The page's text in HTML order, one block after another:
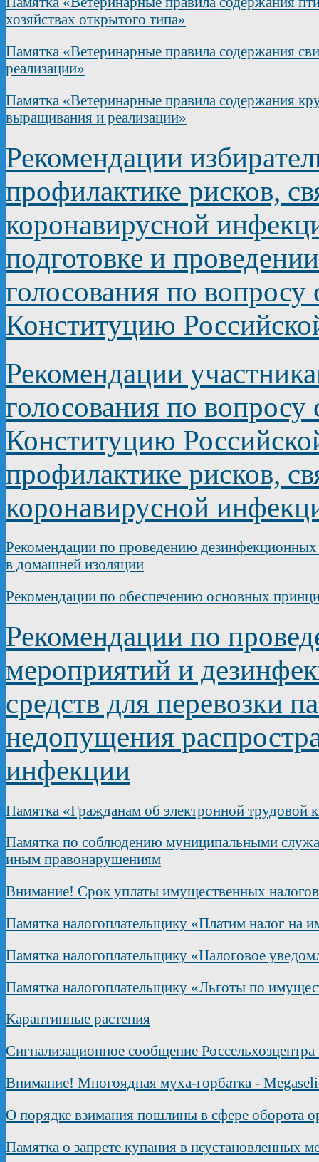
хозяйствах открытого типа»
Памятка «Ветеринарные правила содержания
реализации»
Памятка «Ветеринарные правила содержания
выращивания и реализации»
Рекомендации
профилактике рисков,
коронавирусной
подготовке и
голосования по
Конституцию
Рекомендации
голосования по
Конституцию
профилактике рисков,
коронавирусной
Рекомендации по проведению
в домашней изоляции
Рекомендации по обеспечению основных
Рекомендации по
мероприятий и
средств для перевозки
недопущения
инфекции
Памятка «Гражданам об электронной трудовой
Памятка по соблюдению муниципальными
иным правонарушениям
Внимание! Срок уплаты имущественных
Памятка налогоплательщику «Платим налог на
Памятка налогоплательщику «Налоговое
Памятка налогоплательщику «Льготы по
Карантинные растения
Сигнализационное сообщение
Внимание! Многоядная муха-горбатка -
О порядке взимания пошлины в сфере оборота
Памятка о запрете купания в неустановленных